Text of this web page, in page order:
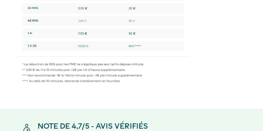
NOTE DE 4,7/5 - AVIS VÉRIFIÉS